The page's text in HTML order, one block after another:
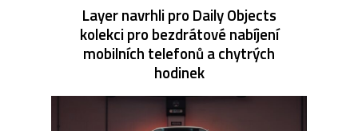
Layer navrhli pro Daily Objects
kolekci pro bezdrátové nabíjení
mobilních telefonů a chytrých
hodinek